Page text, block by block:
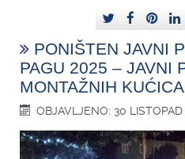
PONIŠTEN JAVNI
PAGU 2025 – JAVNI
MONTAŽNIH KUĆICA
OBJAVLJENO: 30 LISTOPAD